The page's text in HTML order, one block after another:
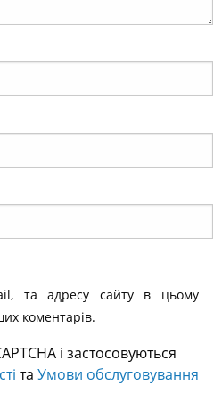
та адресу сайту в цьому
коментарів.
і застосовуються
та Умови обслуговування